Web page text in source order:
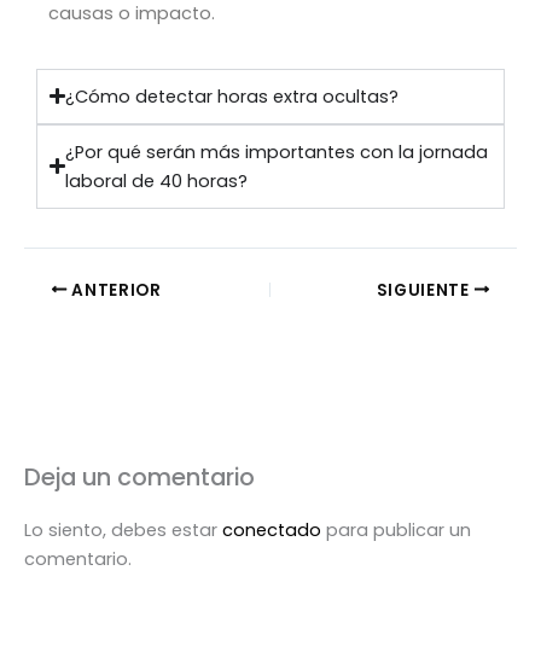
causas o impacto.
¿Cómo detectar horas extra ocultas?
¿Por qué serán más importantes con la jornada
laboral de 40 horas?
ANTERIOR SIGUIENTE
Deja un comentario
Lo siento, debes estar conectado para publicar un
comentario.